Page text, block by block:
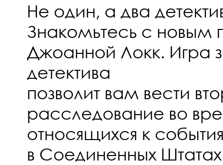
Не один, а два
Знакомьтесь с
Джоанной Локк. Игра
детектива
позволит вам вести
расследование во
относящихся к
в Соединенных